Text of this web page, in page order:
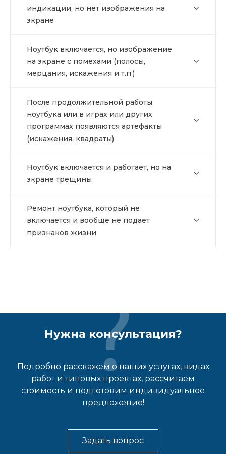
индикации, но нет изображения на
экране
Ноутбук включается, но изображение
на экране с помехами (полосы,
мерцания, искажения и т.п.)
После продолжительной работы
ноутбука или в играх или других
программах появляются артефакты
(искажения, квадраты)
Ноутбук включается и работает, но на
экране трещины
Ремонт ноутбука, который не
включается и вообще не подает
признаков жизни
Нужна консультация?
Подробно расскажем о наших услугах, видах
работ и типовых проектах, рассчитаем
стоимость и подготовим индивидуальное
предложение!
Задать вопрос